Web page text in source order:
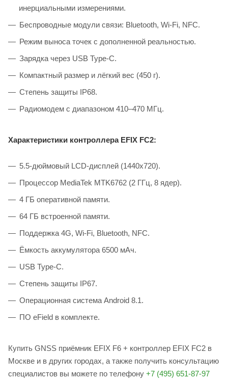
инерциальными измерениями.
Беспроводные модули связи: Bluetooth, Wi-Fi, NFC.
Режим выноса точек с дополненной реальностью.
Зарядка через USB Type-C.
Компактный размер и лёгкий вес (450 г).
Степень защиты IP68.
Радиомодем с диапазоном 410–470 МГц.
Характеристики контроллера EFIX FC2:
5.5-дюймовый LCD-дисплей (1440х720).
Процессор MediaTek MTK6762 (2 ГГц, 8 ядер).
4 ГБ оперативной памяти.
64 ГБ встроенной памяти.
Поддержка 4G, Wi-Fi, Bluetooth, NFC.
Ёмкость аккумулятора 6500 мАч.
USB Type-C.
Степень защиты IP67.
Операционная система Android 8.1.
ПО eField в комплекте.
Купить GNSS приёмник EFIX F6 + контроллер EFIX FC2 в
Москве и в других городах, а также получить консультацию
специалистов вы можете по телефону +7 (495) 651-87-97